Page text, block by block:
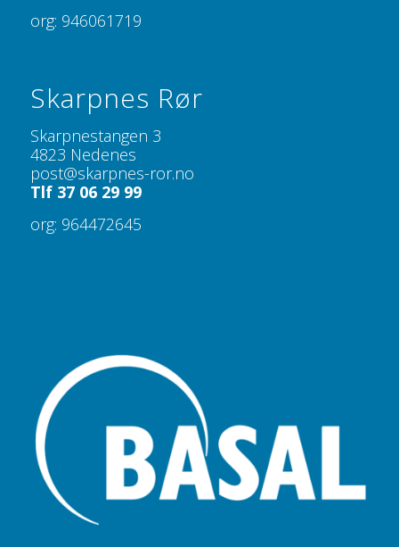
org: 946061719
Skarpnes Rør
Skarpnestangen 3
4823 Nedenes
post@skarpnes-ror.no
Tlf 37 06 29 99
org: 964472645